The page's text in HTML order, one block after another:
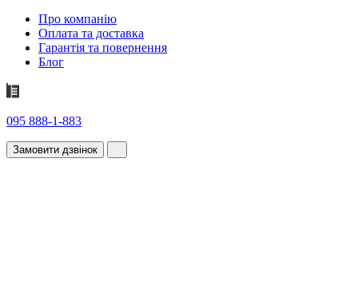
Про компанію
Оплата та доставка
Гарантія та повернення
Блог
095 888-1-883
Замовити дзвінок